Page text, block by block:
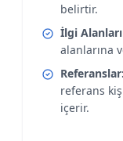
belirtir.
İlgi
alanlarına
Referanslar:
referans
içerir.